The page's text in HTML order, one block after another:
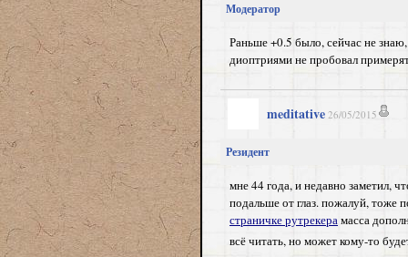
Модератор
Раньше +0.5 было, сейчас не
диоптриями не пробовал
meditative 26/05/2015
Резидент
мне 44 года, и недавно заметил,
подальше от глаз. пожалуй, тоже
страничке рутрекерамасса
всё читать, но может кому-то